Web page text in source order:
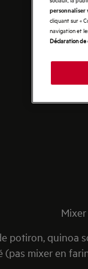
potiron, quinoa
(pas mixer en
personnaliser
cliquant sur «
navigation et
Déclaration